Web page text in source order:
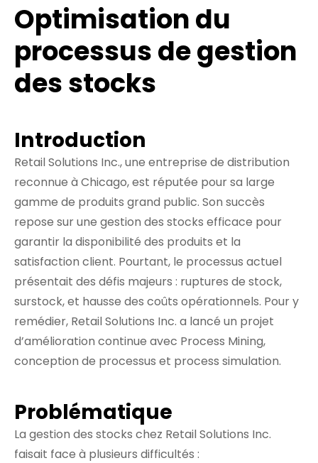
Optimisation du
processus de gestion
des stocks
Introduction
Retail Solutions Inc., une entreprise de distribution
reconnue à Chicago, est réputée pour sa large
gamme de produits grand public. Son succès
repose sur une gestion des stocks efficace pour
garantir la disponibilité des produits et la
satisfaction client. Pourtant, le processus actuel
présentait des défis majeurs : ruptures de stock,
surstock, et hausse des coûts opérationnels. Pour y
remédier, Retail Solutions Inc. a lancé un projet
d’amélioration continue avec Process Mining,
conception de processus et process simulation.
Problématique
La gestion des stocks chez Retail Solutions Inc.
faisait face à plusieurs difficultés :